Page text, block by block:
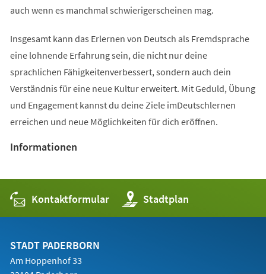
auch wenn es manchmal schwierigerscheinen mag.
Insgesamt kann das Erlernen von Deutsch als Fremdsprache
eine lohnende Erfahrung sein, die nicht nur deine
sprachlichen Fähigkeitenverbessert, sondern auch dein
Verständnis für eine neue Kultur erweitert. Mit Geduld, Übung
und Engagement kannst du deine Ziele imDeutschlernen
erreichen und neue Möglichkeiten für dich eröffnen.
Informationen
Kontaktformular Stadtplan
(Öffnet
in
einem
STADT PADERBORN
Am Hoppenhof 33